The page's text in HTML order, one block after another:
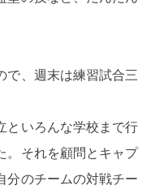
で、週末は練習試合三
といろんな学校まで行
。それを顧問とキャプ
分のチームの対戦チー